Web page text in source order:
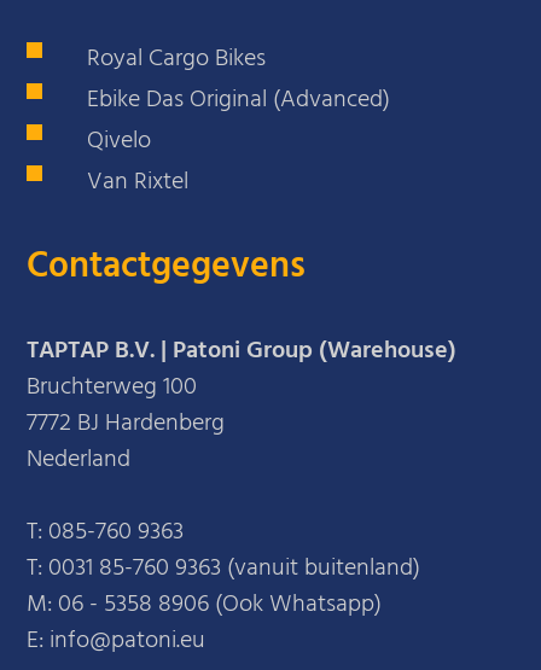
Royal Cargo Bikes
Ebike Das Original (Advanced)
Qivelo
Van Rixtel
Contactgegevens
TAPTAP B.V. | Patoni Group (Warehouse)
Bruchterweg 100
7772 BJ Hardenberg
Nederland
T: 085-760 9363
T: 0031 85-760 9363 (vanuit buitenland)
M: 06 - 5358 8906 (Ook Whatsapp)
E: info@patoni.eu